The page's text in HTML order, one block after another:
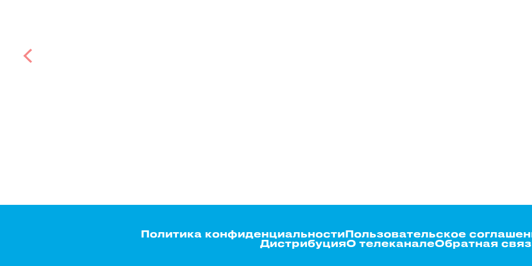
Политика конфиденциальностиПользовательское
ДистрибуцияО телеканалеОбратная